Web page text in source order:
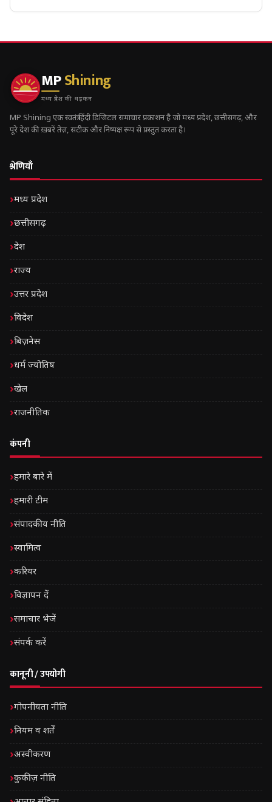
MPShining
मध्य प्रदेश की धड़कन
MP Shining एक स्वतंत्र हिंदी डिजिटल समाचार प्रकाशन है जो मध्य प्रदेश, छत्तीसगढ़, और
पूरे देश की ख़बरें तेज़, सटीक और निष्पक्ष रूप से प्रस्तुत करता है।
श्रेणियाँ
मध्य प्रदेश
छत्तीसगढ़
देश
राज्य
उत्तर प्रदेश
विदेश
बिज़नेस
धर्म ज्योतिष
खेल
राजनीतिक
कंपनी
हमारे बारे में
हमारी टीम
संपादकीय नीति
स्वामित्व
करियर
विज्ञापन दें
समाचार भेजें
संपर्क करें
कानूनी / उपयोगी
गोपनीयता नीति
नियम व शर्तें
अस्वीकरण
कुकीज़ नीति